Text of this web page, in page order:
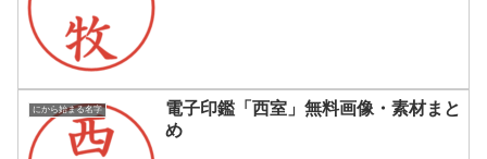
にから始まる名字
電子印鑑「西室」無料画像・素材まと
め